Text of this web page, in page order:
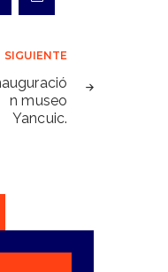
SIGUIENTE
n museo
Yancuic.